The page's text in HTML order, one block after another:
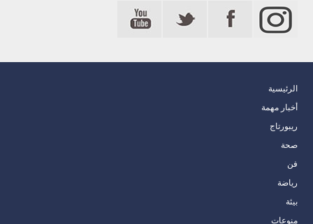
الرئيسية
أخبار مهمة
ريبورتاج
صحة
فن
رياضة
بيئة
منوعات